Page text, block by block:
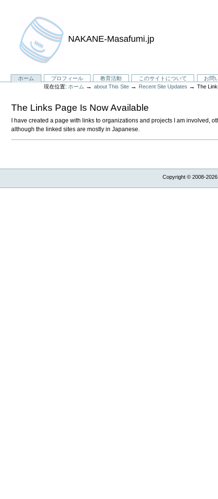
NAKANE-Masafumi.jp
ホーム プロフィール 教育活動 このサイトについて
お問
現在位置: ホーム →about This Site → Recent Site Updates →The
The Links Page Is Now Available
I have created a page with links to organizations and projects I am involved,
although the linked sites are mostly in Japanese.
Copyright © 2008-